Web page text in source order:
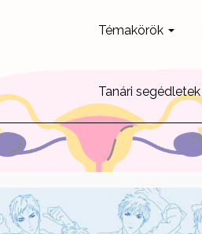
Témakörök
Tanári segédletek